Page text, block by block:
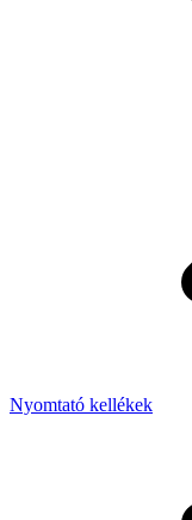
Nyomtató kellékek